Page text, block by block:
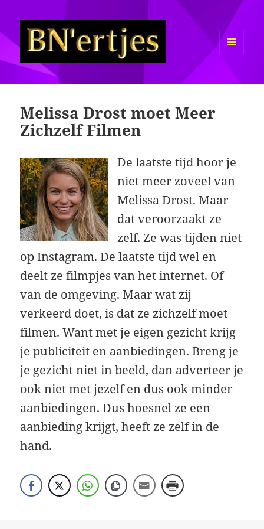
Sexy BN'ers / Bekende
Melissa Drost moet Meer
Zichzelf Filmen
De laatste tijd hoor je
niet meer zoveel van
Melissa Drost. Maar
dat veroorzaakt ze
zelf. Ze was tijden niet
op Instagram. De laatste tijd wel en
deelt ze filmpjes van het internet. Of
van de omgeving. Maar wat zij
verkeerd doet, is dat ze zichzelf moet
filmen. Want met je eigen gezicht krijg
je publiciteit en aanbiedingen. Breng je
je gezicht niet in beeld, dan adverteer je
ook niet met jezelf en dus ook minder
aanbiedingen. Dus hoesnel ze een
aanbieding krijgt, heeft ze zelf in de
hand.